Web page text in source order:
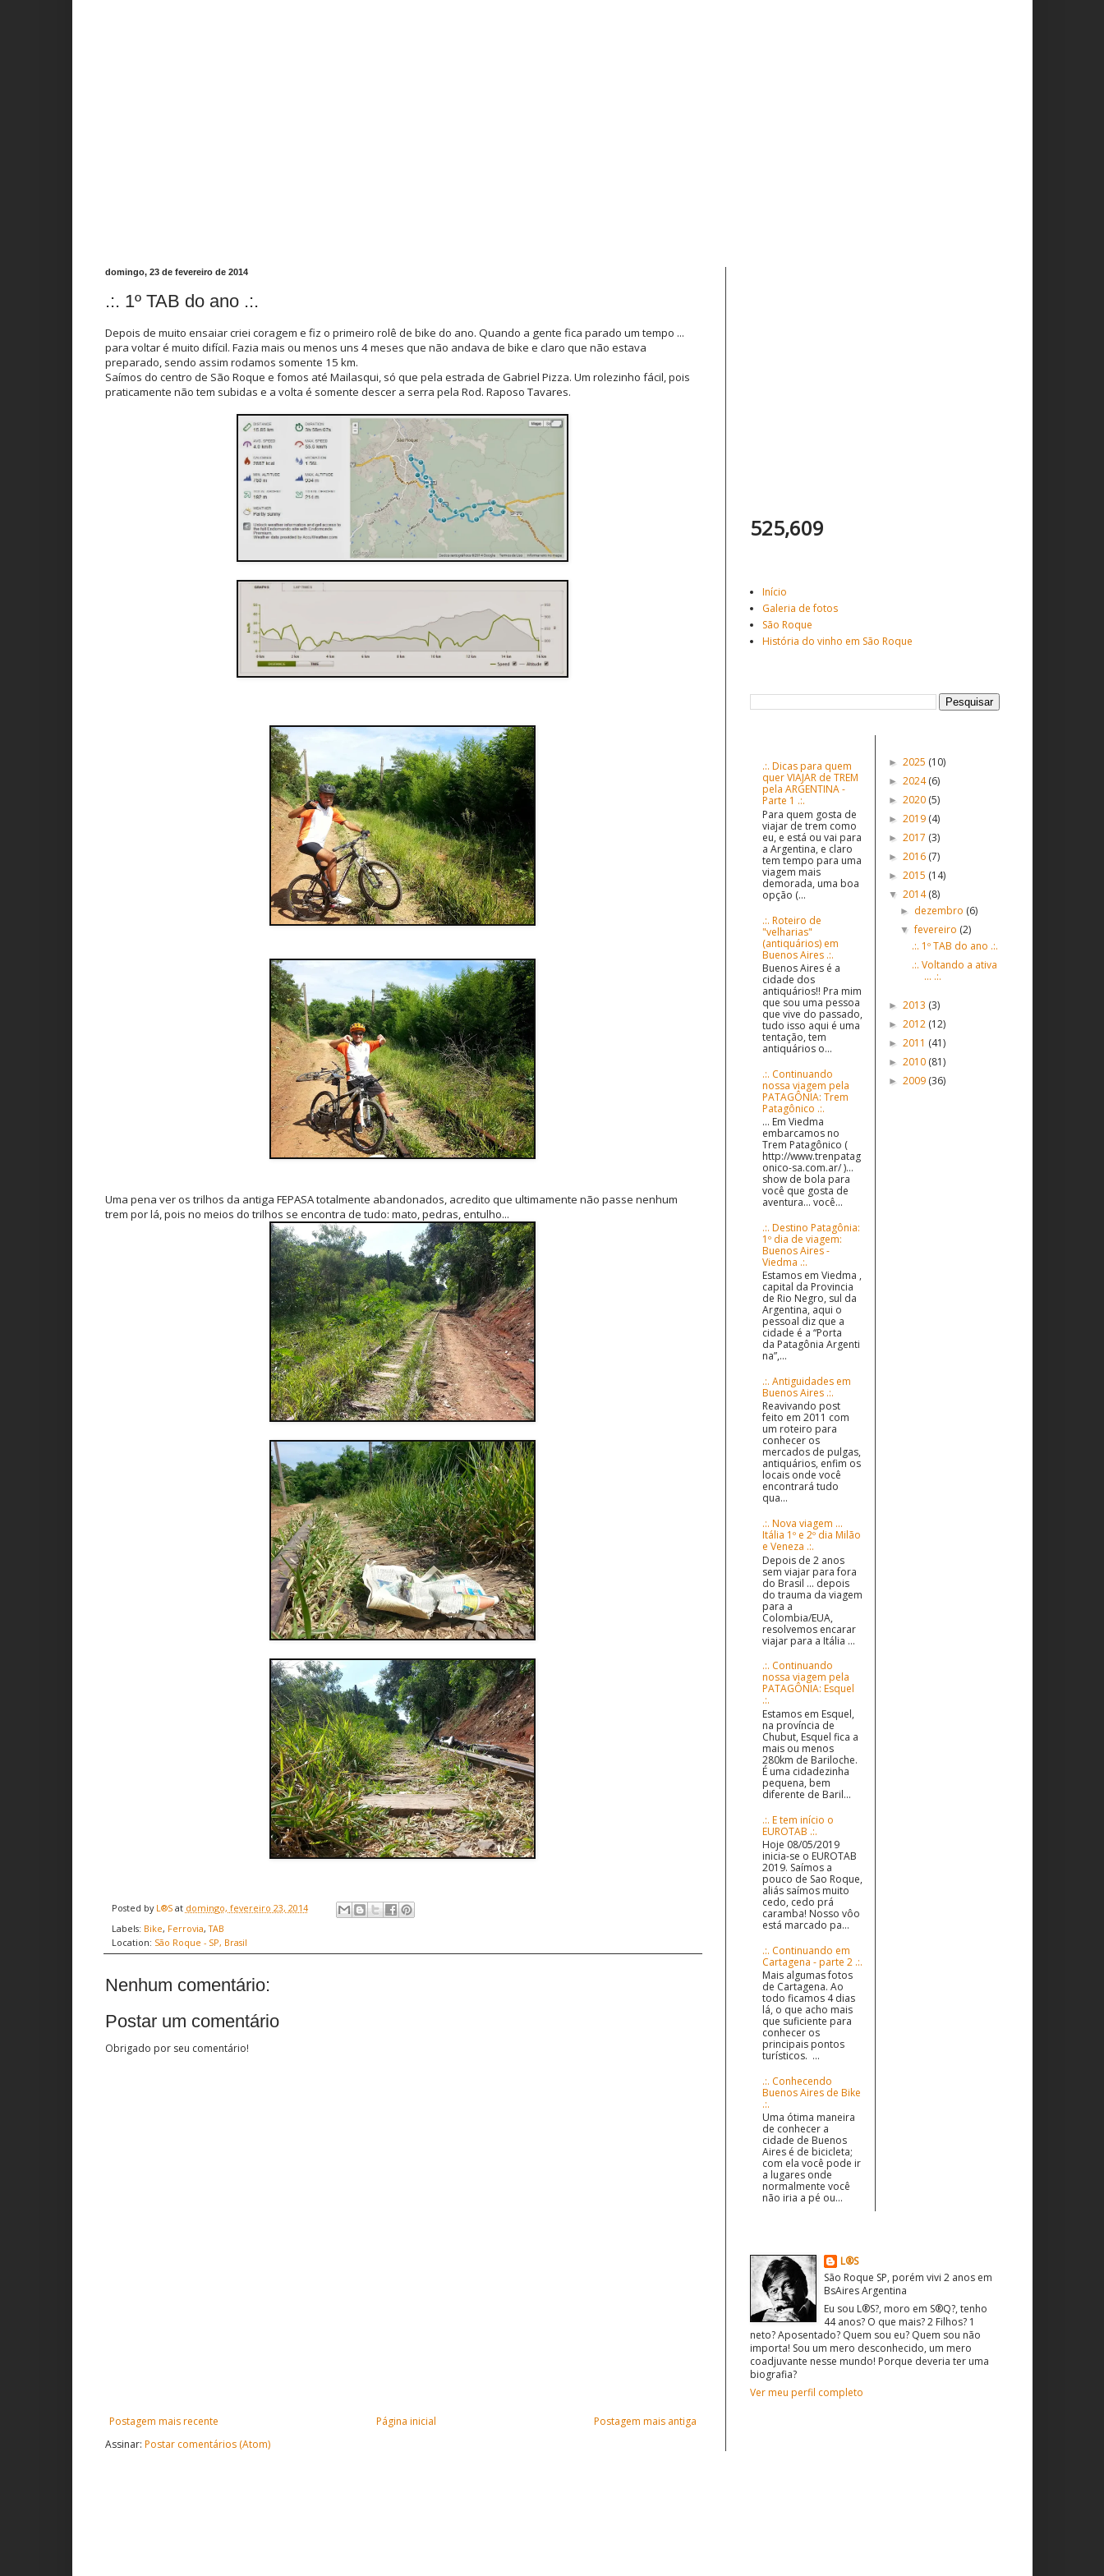
domingo, 23 de fevereiro de 2014
.:. 1º TAB do ano .:.
Depois de muito ensaiar criei coragem e fiz o primeiro rolê de bike do ano. Quando a gente fica parado um tempo ...
para voltar é muito difícil. Fazia mais ou menos uns 4 meses que não andava de bike e claro que não estava
preparado, sendo assim rodamos somente 15 km.
Saímos do centro de São Roque e fomos até Mailasqui, só que pela estrada de Gabriel Pizza. Um rolezinho fácil, pois
praticamente não tem subidas e a volta é somente descer a serra pela Rod. Raposo Tavares.
Uma pena ver os trilhos da antiga FEPASA totalmente abandonados, acredito que ultimamente não passe nenhum
trem por lá, pois no meios do trilhos se encontra de tudo: mato, pedras, entulho...
Posted by L®S at domingo, fevereiro 23, 2014
Labels: Bike, Ferrovia,TAB
Location: São Roque - SP, Brasil
Nenhum comentário:
Postar um comentário
Obrigado por seu comentário!
Postagem mais recente Postagem mais antiga
Página inicial
Assinar: Postar comentários (Atom)
525,609
Início
Galeria de fotos
São Roque
História do vinho em São Roque
.:. Dicas para quem
quer VIAJAR de TREM
pela ARGENTINA -
Parte 1 .:.
Para quem gosta de
viajar de trem como
eu, e está ou vai para
a Argentina, e claro
tem tempo para uma
viagem mais
demorada, uma boa
opção (...
.:. Roteiro de
"velharias"
(antiquários) em
Buenos Aires .:.
Buenos Aires é a
cidade dos
antiquários!! Pra mim
que sou uma pessoa
que vive do passado,
tudo isso aqui é uma
tentação, tem
antiquários o...
.:. Continuando
nossa viagem pela
PATAGÔNIA: Trem
Patagônico .:.
... Em Viedma
embarcamos no
Trem Patagônico (
http://www.trenpatag
onico-sa.com.ar/ )...
show de bola para
você que gosta de
aventura... você...
.:. Destino Patagônia:
1º dia de viagem:
Buenos Aires -
Viedma .:.
Estamos em Viedma ,
capital da Provincia
de Rio Negro, sul da
Argentina, aqui o
pessoal diz que a
cidade é a “Porta
da Patagônia Argenti
na”,...
.:. Antiguidades em
Buenos Aires .:.
Reavivando post
feito em 2011 com
um roteiro para
conhecer os
mercados de pulgas,
antiquários, enfim os
locais onde você
encontrará tudo
qua...
.:. Nova viagem ...
Itália 1º e 2º dia Milão
e Veneza .:.
Depois de 2 anos
sem viajar para fora
do Brasil ... depois
do trauma da viagem
para a
Colombia/EUA,
resolvemos encarar
viajar para a Itália ...
.:. Continuando
nossa viagem pela
PATAGÔNIA: Esquel
.:.
Estamos em Esquel,
na província de
Chubut, Esquel fica a
mais ou menos
280km de Bariloche.
É uma cidadezinha
pequena, bem
diferente de Baril...
.:. E tem início o
EUROTAB .:.
Hoje 08/05/2019
inicia-se o EUROTAB
2019. Saímos a
pouco de Sao Roque,
aliás saímos muito
cedo, cedo prá
caramba! Nosso vôo
está marcado pa...
.:. Continuando em
Cartagena - parte 2 .:.
Mais algumas fotos
de Cartagena. Ao
todo ficamos 4 dias
lá, o que acho mais
que suficiente para
conhecer os
principais pontos
turísticos. ...
.:. Conhecendo
Buenos Aires de Bike
.:.
Uma ótima maneira
de conhecer a
cidade de Buenos
Aires é de bicicleta;
com ela você pode ir
a lugares onde
normalmente você
não iria a pé ou...
► 2025 (10)
► 2024(6)
► 2020 (5)
► 2019 (4)
► 2017 (3)
► 2016 (7)
► 2015 (14)
▼ 2014(8)
► dezembro (6)
▼fevereiro (2)
.:. 1º TAB do ano .:.
.:. Voltando a ativa
... .:.
► 2013 (3)
► 2012 (12)
► 2011 (41)
► 2010 (81)
► 2009 (36)
L®S
São Roque SP, porém vivi 2 anos em
BsAires Argentina
Eu sou L®S?, moro em S®Q?, tenho
44 anos? O que mais? 2 Filhos? 1
neto? Aposentado? Quem sou eu? Quem sou não
importa! Sou um mero desconhecido, um mero
coadjuvante nesse mundo! Porque deveria ter uma
biografia?
Ver meu perfil completo